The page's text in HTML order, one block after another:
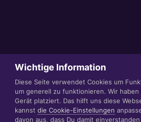
Wichtige Information
Diese Seite verwendet Cookies um
um generell zu funktionieren. Wir haben
Gerät platziert. Das hilft uns diese
kannst die Cookie-Einstellungen
davon aus, dass Du damit